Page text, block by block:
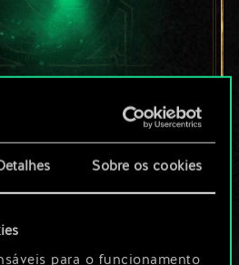
Sobre os cookies
para o funcionamento
isto é
conjunto
cartas